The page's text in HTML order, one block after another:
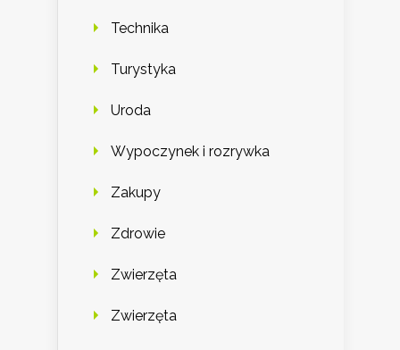
Technika
Turystyka
Uroda
Wypoczynek i rozrywka
Zakupy
Zdrowie
Zwierzęta
Zwierzęta